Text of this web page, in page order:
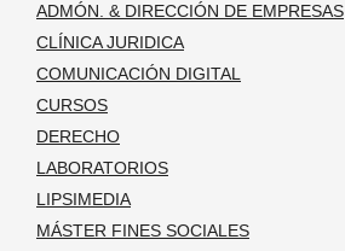
ADMÓN. & DIRECCIÓN DE EMPRESAS
CLÍNICA JURIDICA
COMUNICACIÓN DIGITAL
CURSOS
DERECHO
LABORATORIOS
LIPSIMEDIA
MÁSTER FINES SOCIALES